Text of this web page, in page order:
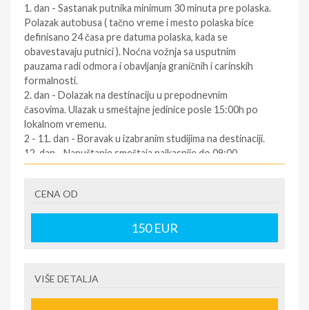
1. dan - Sastanak putnika minimum 30 minuta pre polaska.
Polazak autobusa ( tačno vreme i mesto polaska bice
definisano 24 časa pre datuma polaska, kada se
obavestavaju putnici ). Noćna vožnja sa usputnim
pauzama radi odmora i obavljanja graničnih i carinskih
formalnosti.
2. dan - Dolazak na destinaciju u prepodnevnim
časovima. Ulazak u smeštajne jedinice posle 15:00h po
lokalnom vremenu.
2 - 11. dan - Boravak u izabranim studijima na destinaciji.
12. dan - Napuštanje smeštaja najkasnije do 09:00
časova. Slobodno vreme. Polazak za Srbiju oko podneva
informisati se kod predstavnika agencija dan pre
povratka ).
12/13. dan - Dolazak u Srbiju u ranim jutarnjim časovima.
1.dan - Dolazak na destinaciju. Obavezno kontaktirati
CENA OD
150EUR
VIŠE DETALJA